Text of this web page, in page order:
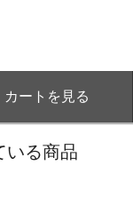
カートを見る
いる商品